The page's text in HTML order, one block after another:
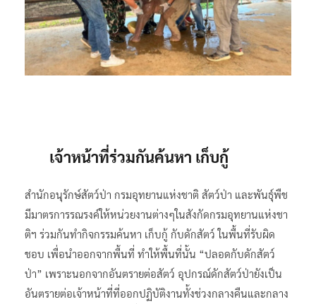
เจ้าหน้าที่ร่วมกันค้นหา เก็บกู้
สำนักอนุรักษ์สัตว์ป่า กรมอุทยานแห่งชาติ สัตว์ป่า และพันธุ์พืช
มีมาตรการรณรงค์ให้หน่วยงานต่างๆในสังกัดกรมอุทยานแห่งชา
ติฯ ร่วมกันทำกิจกรรมค้นหา เก็บกู้ กับดักสัตว์ ในพื้นที่รับผิด
ชอบ เพื่อนำออกจากพื้นที่ ทำให้พื้นที่นั้น “ปลอดกับดักสัตว์
ป่า” เพราะนอกจากอันตรายต่อสัตว์ อุปกรณ์ดักสัตว์ป่ายังเป็น
อันตรายต่อเจ้าหน้าที่ที่ออกปฏิบัติงานทั้งช่วงกลางคืนและกลาง